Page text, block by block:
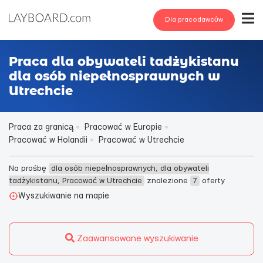
Dla pracodawców
Praca dla obywateli tadżykistanu
dla osób niepełnosprawnych w
Utrechcie
Praca za granicą
Pracować w Europie
Pracować w Holandii
Pracować w Utrechcie
Na prośbę dla osób niepełnosprawnych, dla obywateli
tadżykistanu, Pracować w Utrechcie
znalezione 7
oferty
Wyszukiwanie na mapie
Zaawansowane wyszukiwanie